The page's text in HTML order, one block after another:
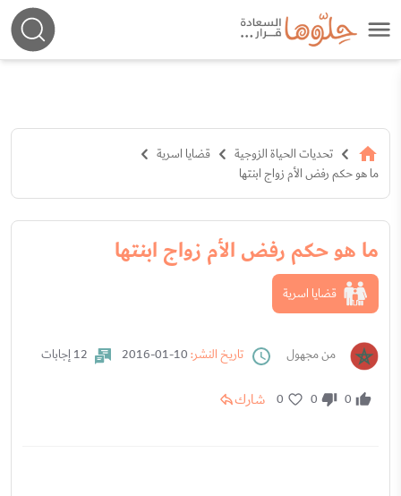
تحديات الحياة الزوجية
قضايا اسرية
ما هو حكم رفض الأم زواج ابنتها
ما هو حكم رفض الأم زواج ابنتها
قضايا اسرية
من مجهول تاريخ النشر: 12 إجابات
0
0
0 شارك